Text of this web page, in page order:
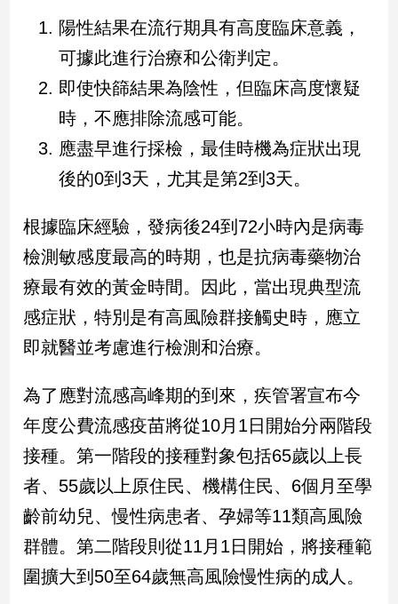
南
觀
南
點
娛
樂
娛
星
行/
時
尚
追
星
陽性結果在流行期具有高度臨床意義，
可據此進行治療和公衛判定。
即使快篩結果為陰性，但臨床高度懷疑
時，不應排除流感可能。
應盡早進行採檢，最佳時機為症狀出現
後的0到3天，尤其是第2到3天。
根據臨床經驗，發病後24到72小時內是病毒
檢測敏感度最高的時期，也是抗病毒藥物治
療最有效的黃金時間。因此，當出現典型流
感症狀，特別是有高風險群接觸史時，應立
即就醫並考慮進行檢測和治療。
為了應對流感高峰期的到來，疾管署宣布今
年度公費流感疫苗將從10月1日開始分兩階段
接種。第一階段的接種對象包括65歲以上長
者、55歲以上原住民、機構住民、6個月至學
齡前幼兒、慢性病患者、孕婦等11類高風險
群體。第二階段則從11月1日開始，將接種範
圍擴大到50至64歲無高風險慢性病的成人。